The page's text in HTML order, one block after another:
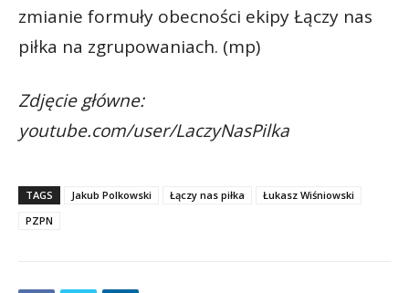
zmianie formuły obecności ekipy Łączy nas
piłka na zgrupowaniach. (mp)
Zdjęcie główne:
youtube.com/user/LaczyNasPilka
TAGS Jakub Polkowski Łączy nas piłka
Łukasz Wiśniowski
PZPN